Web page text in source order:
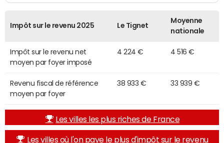
Impôt sur le revenu 2025 Le Tignet
Moyenne
nationale
Impôt sur le revenu net
moyen par foyer imposé
4 224 € 4 516 €
Revenu fiscal de référence
moyen par foyer
38 933 € 33 939 €
Les villes les plus riches de France
Les villes où l'on paye le plus d'impôt sur le revenu